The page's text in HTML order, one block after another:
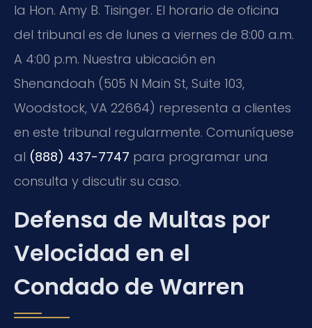
la Hon. Amy B. Tisinger. El horario de oficina
del tribunal es de lunes a viernes de 8:00 a.m.
A 4:00 p.m. Nuestra ubicación en
Shenandoah (505 N Main St, Suite 103,
Woodstock, VA 22664) representa a clientes
en este tribunal regularmente. Comuníquese
al (888) 437-7747 para programar una
consulta y discutir su caso.
Defensa de Multas por
Velocidad en el
Condado de Warren